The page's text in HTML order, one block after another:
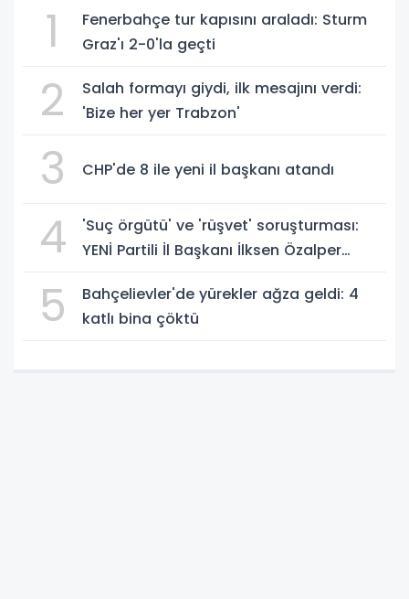
1
Fenerbahçe tur kapısını araladı: Sturm
Graz'ı 2-0'la geçti
2
Salah formayı giydi, ilk mesajını verdi:
'Bize her yer Trabzon'
3 CHP'de 8 ile yeni il başkanı atandı
4
'Suç örgütü' ve 'rüşvet' soruşturması:
YENİ Partili İl Başkanı İlksen Özalper
5
Bahçelievler'de yürekler ağza geldi: 4
katlı bina çöktü